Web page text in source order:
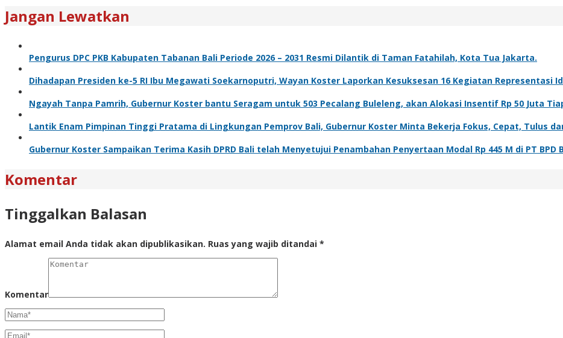
Jangan Lewatkan
Pengurus DPC PKB Kabupaten Tabanan Bali Periode 2026 – 2031 Resmi Dilantik di Taman Fatahilah, Kota Tua Jakarta.
Dihadapan Presiden ke-5 RI Ibu Megawati Soekarnoputri, Wayan Koster Laporkan Kesuksesan 16 Kegiatan Representasi
Ngayah Tanpa Pamrih, Gubernur Koster bantu Seragam untuk 503 Pecalang Buleleng, akan Alokasi Insentif Rp 50 Juta
Lantik Enam Pimpinan Tinggi Pratama di Lingkungan Pemprov Bali, Gubernur Koster Minta Bekerja Fokus, Cepat, Tulus
Gubernur Koster Sampaikan Terima Kasih DPRD Bali telah Menyetujui Penambahan Penyertaan Modal Rp 445 M di PT BPD
Komentar
Tinggalkan Balasan
Alamat email Anda tidak akan dipublikasikan. Ruas yang wajib ditandai *
Komentar